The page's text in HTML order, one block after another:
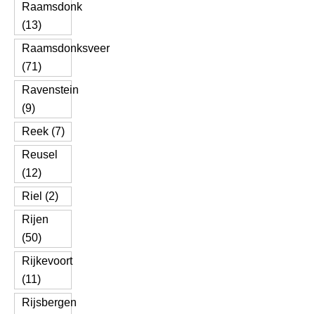
Raamsdonk
(13)
Raamsdonksveer
(71)
Ravenstein
(9)
Reek (7)
Reusel
(12)
Riel (2)
Rijen
(50)
Rijkevoort
(11)
Rijsbergen